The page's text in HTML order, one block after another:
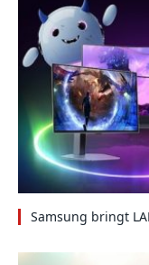
Samsung bringt